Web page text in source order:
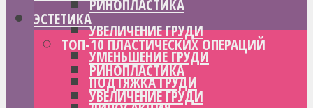
РИНОПЛАСТИКА
УВЕЛИЧЕНИЕ ГРУДИ
УМЕНЬШЕНИЕ ГРУДИ
ПОДТЯЖКА ГРУДИ
ЭСТЕТИКА
ТОП-10 ПЛАСТИЧЕСКИХ ОПЕРАЦИЙ
РИНОПЛАСТИКА
УВЕЛИЧЕНИЕ ГРУДИ